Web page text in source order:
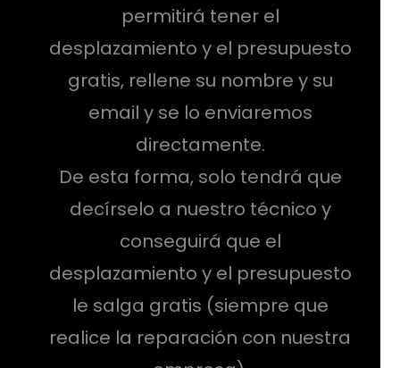
permitirá tener el
desplazamiento y el presupuesto
gratis, rellene su nombre y su
email y se lo enviaremos
directamente.
De esta forma, solo tendrá que
decírselo a nuestro técnico y
conseguirá que el
desplazamiento y el presupuesto
le salga gratis (siempre que
realice la reparación con nuestra